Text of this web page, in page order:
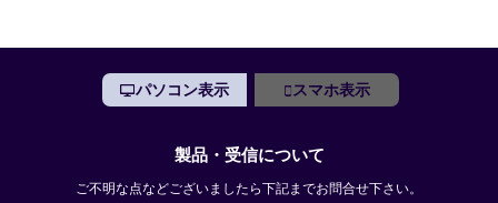
パソコン表示 スマホ表示
製品・受信について
ご不明な点などございましたら下記までお問合せ下さい。